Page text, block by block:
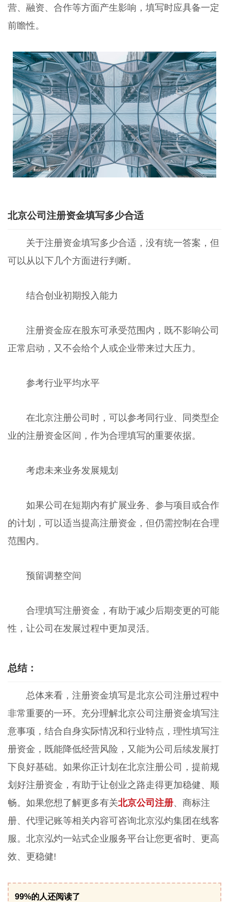
营、融资、合作等方面产生影响，填写时应具备一定
前瞻性。
北京公司注册资金填写多少合适
关于注册资金填写多少合适，没有统一答案，但
可以从以下几个方面进行判断。
结合创业初期投入能力
注册资金应在股东可承受范围内，既不影响公司
正常启动，又不会给个人或企业带来过大压力。
参考行业平均水平
在北京注册公司时，可以参考同行业、同类型企
业的注册资金区间，作为合理填写的重要依据。
考虑未来业务发展规划
如果公司在短期内有扩展业务、参与项目或合作
的计划，可以适当提高注册资金，但仍需控制在合理
范围内。
预留调整空间
合理填写注册资金，有助于减少后期变更的可能
性，让公司在发展过程中更加灵活。
总结：
总体来看，注册资金填写是北京公司注册过程中
非常重要的一环。充分理解北京公司注册资金填写注
意事项，结合自身实际情况和行业特点，理性填写注
册资金，既能降低经营风险，又能为公司后续发展打
下良好基础。如果你正计划在北京注册公司，提前规
划好注册资金，有助于让创业之路走得更加稳健、顺
畅。如果您想了解更多有关北京公司注册、商标注
册、代理记账等相关内容可咨询北京泓灼集团在线客
服。北京泓灼一站式企业服务平台让您更省时、更高
效、更稳健!
99%的人还阅读了